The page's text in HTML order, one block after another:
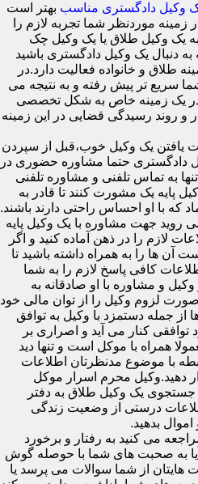
وکیل دادگستری مناسب بهتر است
زمینه موردنظر شما تجربه لازم را
به یک وکیل طلاق یا یک وکیل چک
دنبال یک وکیل دادگستری باشید
طلاق و خانواده فعالیت دارد.در
سریع تر پیش رفته و به نتیجه می
در یک زمینه خاص به شکل تخصصی
و روند رسیدگی قضایی در این زمینه
یافتن یک وکیل خوب،قبل از سپردن
دادگستری حتما مشاوره حضوری در
به تماس تلفنی و مشاوره تلفنی
پایه یک مشورت کنند تا قادر به
که با او احساس راحتی دارند باشند.
روید جهت مشاوره با یک وکیل پایه
لازم را در ذهن آماده کنید و اگر
آن ها را به همراه داشته باشید تا
کافی پاسخ لازم را به شما
و مشاوره با او صادقانه به
لزوم وکیل را از توان مالی خود
از جمله دستمزد با وکیل به توافق
توافقی کنار می آید و اصراری بر
همراه با موکل است و تنها دید
با موضوع مدنظرتان اطلاعات
دهید.وکیل محرم اسرار موکل
یک وکیل طلاق به دفتر
درستی از وضعیت زندگی
بدهید.
می کنید به رفتار و برخورد
آیا به صحبت های شما با حوصله گوش
از شما سوالات می پرسد یا